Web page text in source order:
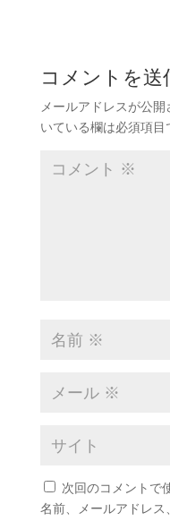
コメントを送
メールアドレスが公開
いている欄は必須項目
次回のコメントで
名前、メールアドレス